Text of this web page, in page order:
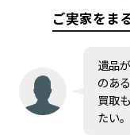
ご実家をま
遺品
のあ
買取
たい。